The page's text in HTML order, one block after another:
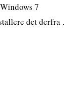
7
det derfra .